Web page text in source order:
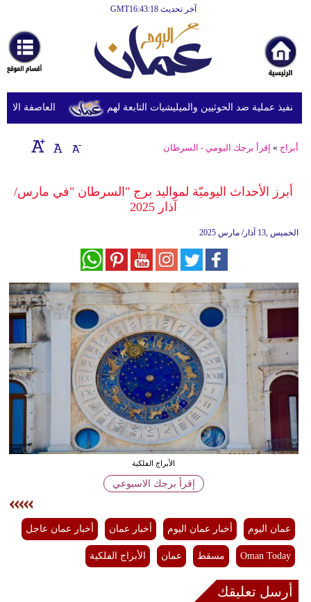
آخر تحديث GMT16:43:18
أخبارعاجلة
رياضة
ثقافة
إقتصاد
وموسيقى
سياحة
وسفر
ديكور
أخبار
إعلام
تعليم
علوم
وتكنولوجيا
العاصفة عملية ضد الحوثيين والميليشيات التابعة لهم
أبراج » إقرأ برجك اليومي - السرطان
أبرز الأحداث اليوميّة لمواليد برج "السرطان "في مارس/
آذار 2025
الخميس ,13 آذار/ مارس 2025
الأبراج الفلكية
إقرأ برجك الاسبوعي
عمان اليوم أخبار عمان اليوم أخبار عمان أخبار عمان عاجل
Oman Today مسقط عمان الأبراج الفلكية
أرسل تعليقك